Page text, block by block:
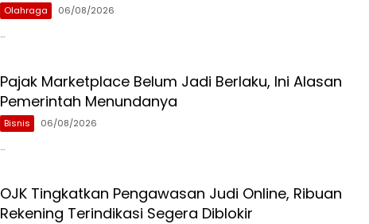
Olahraga 06/08/2026
…
Pajak Marketplace Belum Jadi Berlaku, Ini Alasan
Pemerintah Menundanya
Bisnis 06/08/2026
…
OJK Tingkatkan Pengawasan Judi Online, Ribuan
Rekening Terindikasi Segera Diblokir